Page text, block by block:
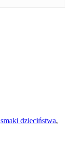
smaki dzieciństwa,